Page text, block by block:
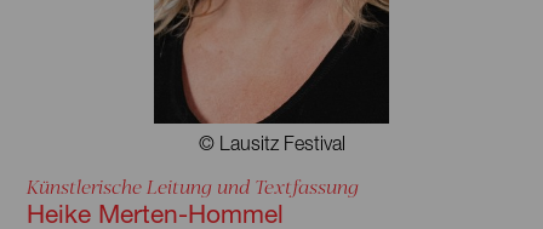
© Lausitz Festival
Künstlerische Leitung und Textfassung
Heike Merten-Hommel